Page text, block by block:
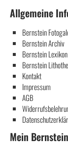
Allgemeine
Bernstein
Bernstein Archiv
Bernstein Lexikon
Bernstein
Kontakt
Impressum
AGB
Mein